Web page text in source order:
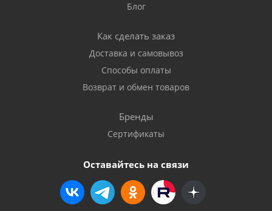
Блог
Как сделать заказ
Доставка и самовывоз
Способы оплаты
Возврат и обмен товаров
Бренды
Сертификаты
Оставайтесь на связи